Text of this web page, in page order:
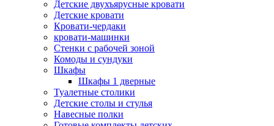
Детские двухъярусные кровати
Детские кровати
Кровати-чердаки
кровати-машинки
Стенки с рабочей зоной
Комоды и сундуки
Шкафы
Шкафы 1 дверные
Туалетные столики
Детские столы и стулья
Навесные полки